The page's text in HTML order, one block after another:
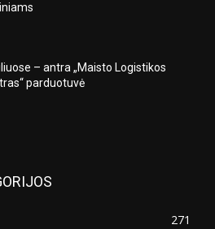
– antra „Maisto Logistikos
parduotuvė
271